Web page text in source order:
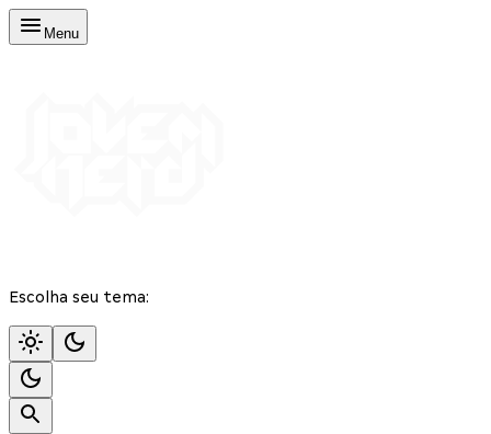
Menu
Escolha seu tema: